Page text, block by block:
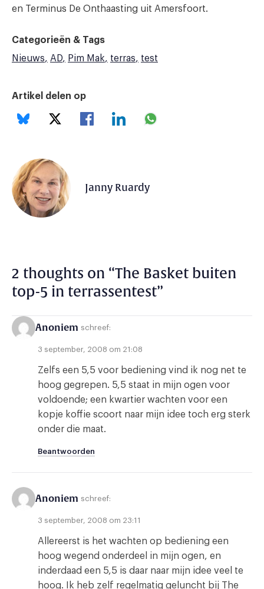
en Terminus De Onthaasting uit Amersfoort.
Categorieën & Tags
Nieuws
AD Pim Mak terras test
Artikel delen op
Janny Ruardy
2 thoughts on “The Basket buiten
top-5 in terrassentest”
Anoniem schreef:
3 september, 2008 om 21:08
Zelfs een 5,5 voor bediening vind ik nog net te
hoog gegrepen. 5,5 staat in mijn ogen voor
voldoende; een kwartier wachten voor een
kopje koffie scoort naar mijn idee toch erg sterk
onder die maat.
Beantwoorden
Anoniem schreef:
3 september, 2008 om 23:11
Allereerst is het wachten op bediening een
hoog wegend onderdeel in mijn ogen, en
inderdaad een 5,5 is daar naar mijn idee veel te
hoog. Ik heb zelf regelmatig geluncht bij The